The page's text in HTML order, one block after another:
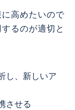
高めたいので
るのが適切と
し、新しいア
させる